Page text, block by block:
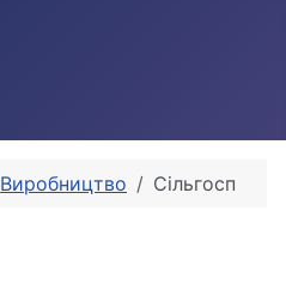
Виробництво Сільгосп